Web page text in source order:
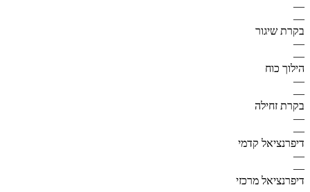
—
—
בקרת שיגור
—
—
הילוך כוח
—
—
בקרת זחילה
—
—
דיפרנציאל קדמי
—
—
דיפרנציאל מרכזי